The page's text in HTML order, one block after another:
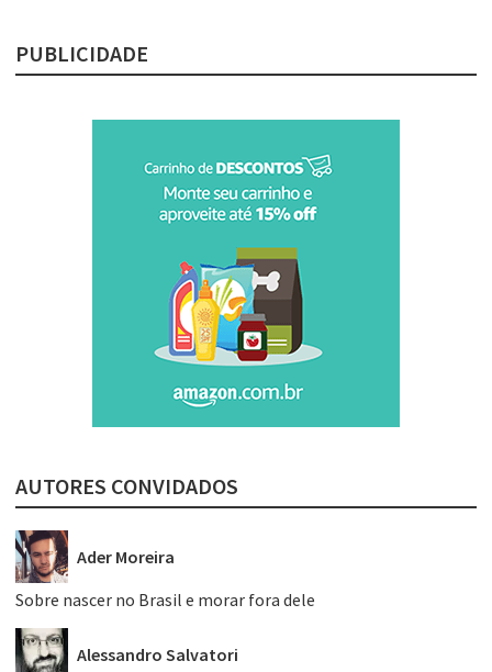
PUBLICIDADE
AUTORES CONVIDADOS
Ader Moreira
Sobre nascer no Brasil e morar fora dele
Alessandro Salvatori